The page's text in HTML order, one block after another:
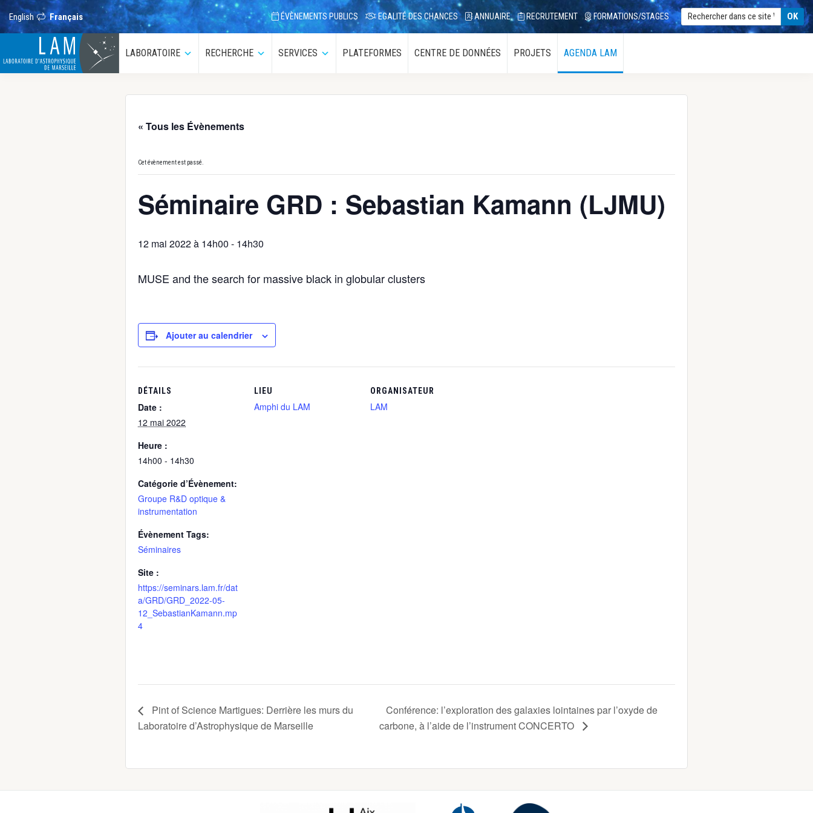
Passer
navigation
Passer
contenu
principal
Passer
barre
Passer
pied
English Français ÉVÈNEMENTS PUBLICS EGALITÉ DES CHANCES ANNUAIRE RECRUTEMENT FORMATIONS/STAGES
LABORATOIRE
Sous-
menuRECHERCHE
Sous-
menuSERVICES
Sous-
menuPLATEFORMES CENTRE DE DONNÉES PROJETS AGENDA LAM
« Tous les Évènements
Cet évènement est passé.
Séminaire GRD : Sebastian Kamann (LJMU)
12 mai 2022 à 14h00 - 14h30
MUSE and the search for massive black in globular clusters
Ajouter au calendrier
DÉTAILS
Date :
12 mai 2022
Heure :
14h00 - 14h30
Catégorie d’Évènement:
Groupe R&D optique &
instrumentation
Évènement Tags:
Séminaires
Site :
https://seminars.lam.fr/dat
a/GRD/GRD_2022-05-
12_SebastianKamann.mp
4
LIEU
Amphi du LAM
ORGANISATEUR
LAM
Pint of Science Martigues: Derrière les murs du
Laboratoire d’Astrophysique de Marseille
Conférence: l’exploration des galaxies lointaines par l’oxyde de
carbone, à l’aide de l’instrument CONCERTO